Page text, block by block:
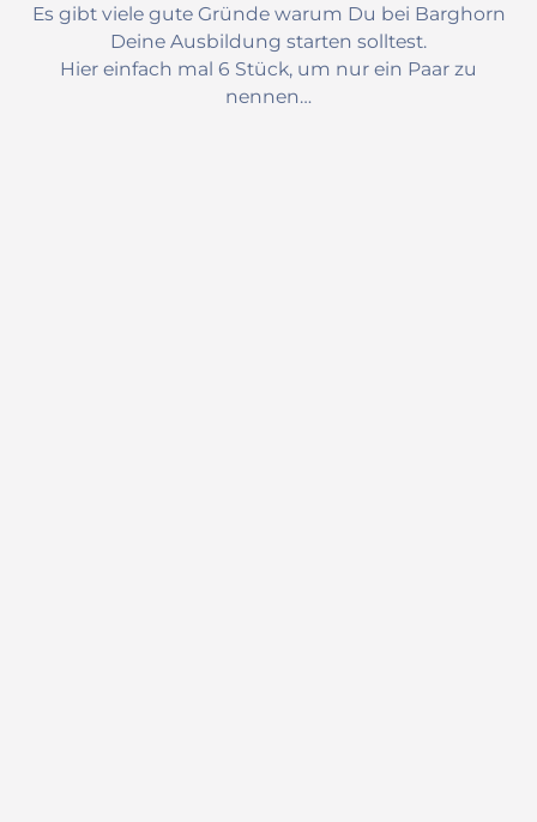
Es gibt viele gute Gründe warum Du bei Barghorn
Deine Ausbildung starten solltest.
Hier einfach mal 6 Stück, um nur ein Paar zu
nennen…